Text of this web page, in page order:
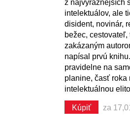
z najvýraznejších
intelektuálov, ale
disident, novinár,
bežec, cestovateľ,
zakázaným
napísal prvú
pravidelne na
planine, časť roka
intelektuálnou
Kúpiť za